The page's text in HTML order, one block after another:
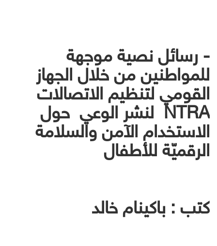
- رسائل نصية موجهة
للمواطنين من خلال الجهاز
القومي لتنظيم الاتصالات
NTRA لنشر الوعي حول
الاستخدام الآمن والسلامة
الرقميّة للأطفال
كتب : باكينام خالد